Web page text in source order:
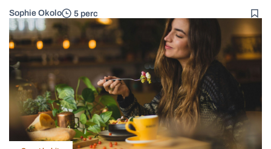
Sophie Okolo 5 perc